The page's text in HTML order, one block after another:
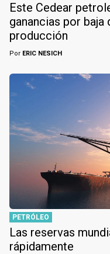
Este Cedear
ganancias por
producción
Por ERIC NESICH
PETRÓLEO
Las reservas
rápidamente